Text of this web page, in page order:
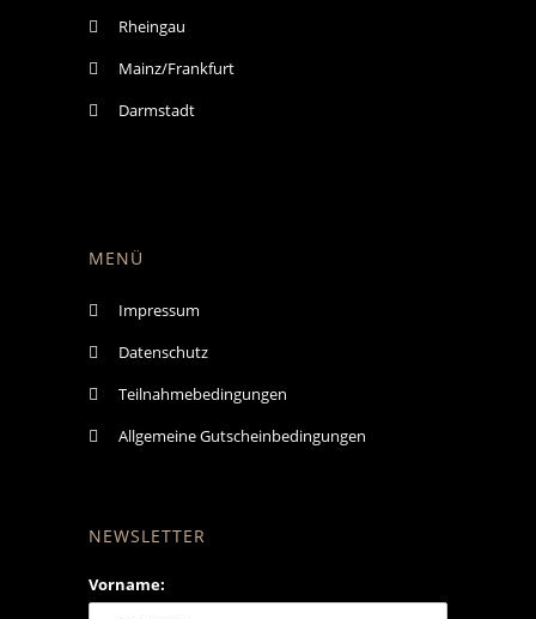
Rheingau
Mainz/Frankfurt
Darmstadt
MENÜ
Impressum
Datenschutz
Teilnahmebedingungen
Allgemeine Gutscheinbedingungen
NEWSLETTER
Vorname: